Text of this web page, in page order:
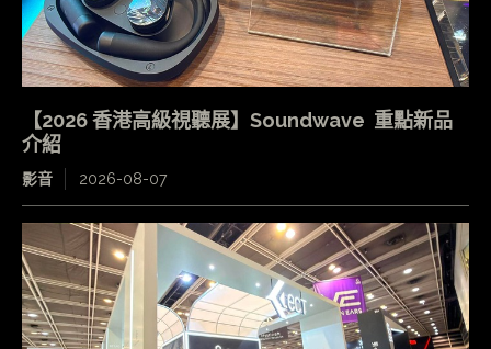
【2026 香港高級視聽展】Soundwave 重點新品
介紹
影音 2026-08-07